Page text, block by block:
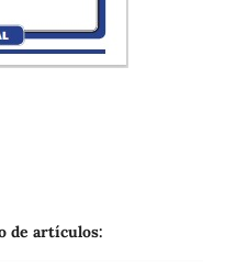
de artículos: